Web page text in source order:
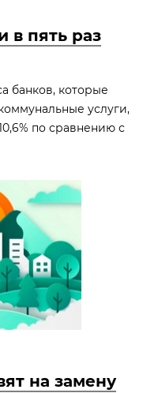
в пять раз
банков, которые
услуги,
по сравнению с
на замену